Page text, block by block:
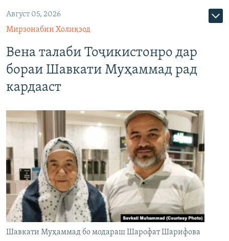
Август 05, 2026
Мирзонабии Холиқзод
Вена талаби Тоҷикистонро дар
бораи Шавкати Муҳаммад рад
кардааст
Шавкати Муҳаммад бо модараш Шарофат Шарифова